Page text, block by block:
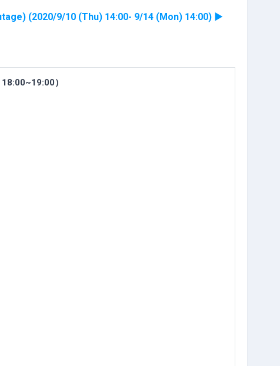
(2020/9/10 (Thu) 14:00- 9/14 (Mon) 14:00) ▶︎
）